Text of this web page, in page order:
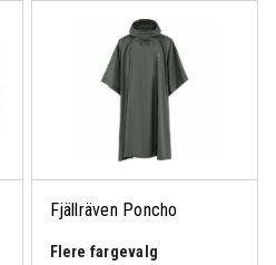
Fjällräven Poncho
Flere fargevalg